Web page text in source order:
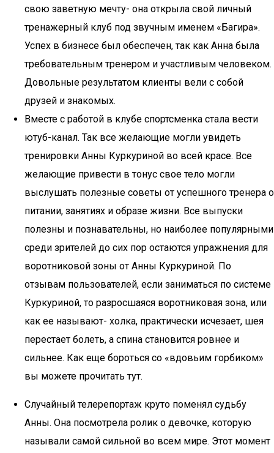
свою заветную мечту- она открыла свой личный
тренажерный клуб под звучным именем «Багира».
Успех в бизнесе был обеспечен, так как Анна была
требовательным тренером и участливым человеком.
Довольные результатом клиенты вели с собой
друзей и знакомых.
Вместе с работой в клубе спортсменка стала вести
ютуб-канал. Так все желающие могли увидеть
тренировки Анны Куркуриной во всей красе. Все
желающие привести в тонус свое тело могли
выслушать полезные советы от успешного тренера о
питании, занятиях и образе жизни. Все выпуски
полезны и познавательны, но наиболее популярными
среди зрителей до сих пор остаются упражнения для
воротниковой зоны от Анны Куркуриной. По
отзывам пользователей, если заниматься по системе
Куркуриной, то разросшаяся воротниковая зона, или
как ее называют- холка, практически исчезает, шея
перестает болеть, а спина становится ровнее и
сильнее. Как еще бороться со «вдовьим горбиком»
вы можете прочитать тут.
Случайный телерепортаж круто поменял судьбу
Анны. Она посмотрела ролик о девочке, которую
называли самой сильной во всем мире. Этот момент